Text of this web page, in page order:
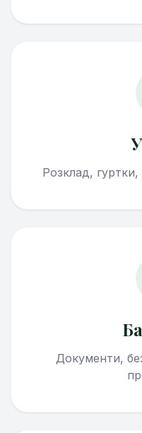
Розклад,
Документи,